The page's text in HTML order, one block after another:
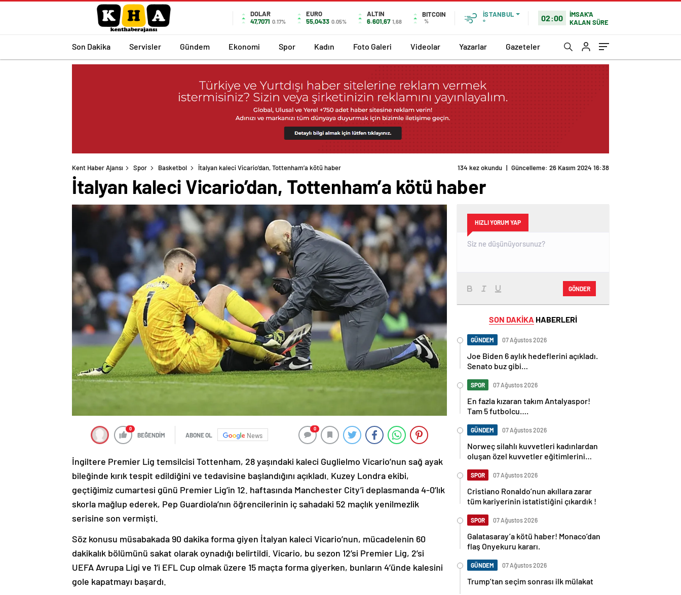
DOLAR
47,7071 0.17%
EURO
55,0433 0.05%
ALTIN
6.601,67 1,68
BITCOIN
%
İSTANBUL
°
02:00
İMSAK'A
KALAN SÜRE
Son Dakika Servisler Gündem Ekonomi Spor Kadın Foto Galeri Videolar Yazarlar Gazeteler
Kent Haber Ajansı Spor Basketbol İtalyan kaleci Vicario’dan, Tottenham’a kötü haber 134 kez okundu | Güncelleme: 26 Kasım 2024 16:38
İtalyan kaleci Vicario’dan, Tottenham’a kötü haber
0
BEĞENDİM ABONE OL News
0
İngiltere Premier Lig temsilcisi Tottenham, 28 yaşındaki kaleci Guglielmo Vicario’nun sağ ayak
bileğinde kırık tespit edildiğini ve tedavisine başlandığını açıkladı. Kuzey Londra ekibi,
geçtiğimiz cumartesi günü Premier Lig’in 12. haftasında Manchester City’i deplasmanda 4-0’lık
skorla mağlup ederek, Pep Guardiola’nın öğrencilerinin iç sahadaki 52 maçlık yenilmezlik
serisine son vermişti.
Söz konusu müsabakada 90 dakika forma giyen İtalyan kaleci Vicario’nun, mücadelenin 60
dakikalık bölümünü sakat olarak oynadığı belirtildi. Vicario, bu sezon 12’si Premier Lig, 2’si
UEFA Avrupa Ligi ve 1’i EFL Cup olmak üzere 15 maçta forma giyerken, bunların 4’ünde kalesini
gole kapatmayı başardı.
HIZLI YORUM YAP
GÖNDER
SON DAKİKA HABERLERİ
GÜNDEM 07 Ağustos 2026
Joe Biden 6 aylık hedeflerini açıkladı.
Senato buz gibi…
SPOR 07 Ağustos 2026
En fazla kızaran takım Antalyaspor!
Tam 5 futbolcu….
GÜNDEM 07 Ağustos 2026
Norweç silahlı kuvvetleri kadınlardan
oluşan özel kuvvetler eğitimlerini
SPOR 07 Ağustos 2026
Cristiano Ronaldo’nun akıllara zarar
tüm kariyerinin istatistiğini çıkardık !
SPOR 07 Ağustos 2026
Galatasaray’a kötü haber! Monaco’dan
flaş Onyekuru kararı.
GÜNDEM 07 Ağustos 2026
Trump’tan seçim sonrası ilk mülakat